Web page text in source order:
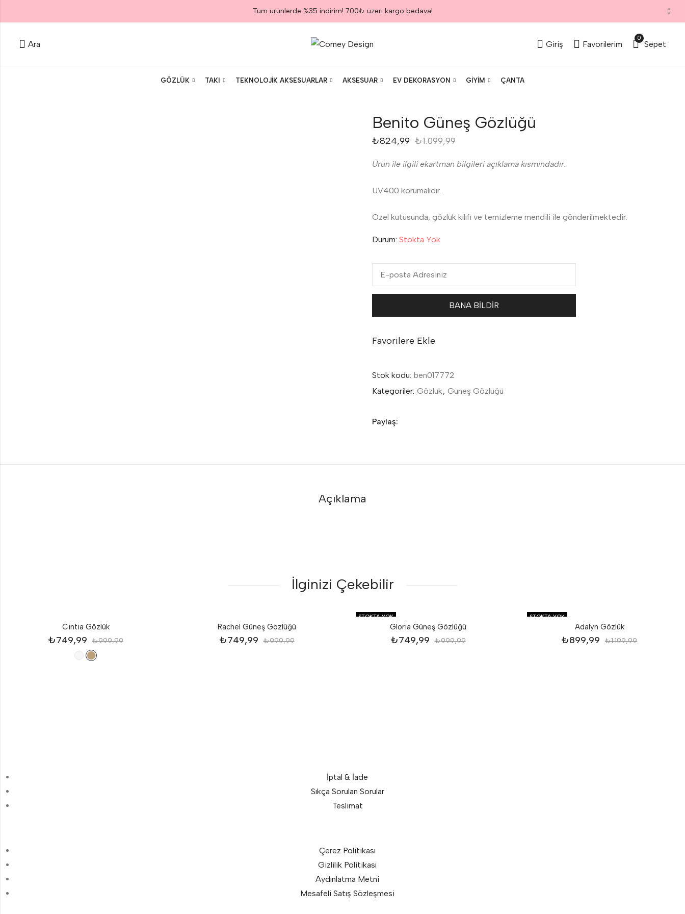
Tüm ürünlerde %35 indirim! 700₺ üzeri kargo bedava!
Ara Giriş Favorilerim
0
Sepet
GÖZLÜK TAKI TEKNOLOJIK AKSESUARLAR AKSESUAR EV DEKORASYON GIYIM ÇANTA
Benito Güneş Gözlüğü
₺824,99 ₺1.099,99
Ürün ile ilgili ekartman bilgileri açıklama kısmındadır.
UV400 korumalıdır.
Özel kutusunda, gözlük kılıfı ve temizleme mendili ile gönderilmektedir.
Durum: Stokta Yok
Favorilere Ekle
Stok kodu: ben017772
Kategoriler: Gözlük, Güneş Gözlüğü
Paylaş:
Açıklama
İlginizi Çekebilir
Cintia Gözlük
₺749,99 ₺999,99
Rachel Güneş Gözlüğü
₺749,99 ₺999,99
STOKTA YOK
Gloria Güneş Gözlüğü
₺749,99 ₺999,99
STOKTA YOK
Adalyn Gözlük
₺899,99 ₺1.199,99
İptal & İade
Sıkça Sorulan Sorular
Teslimat
Çerez Politikası
Gizlilik Politikası
Aydınlatma Metni
Mesafeli Satış Sözleşmesi